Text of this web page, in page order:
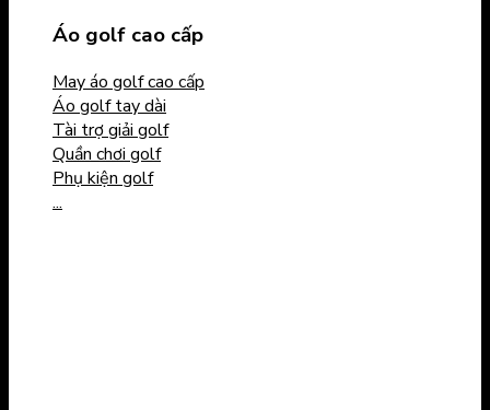
Áo golf cao cấp
May áo golf cao cấp
Áo golf tay dài
Tài trợ giải golf
Quần chơi golf
Phụ kiện golf
...